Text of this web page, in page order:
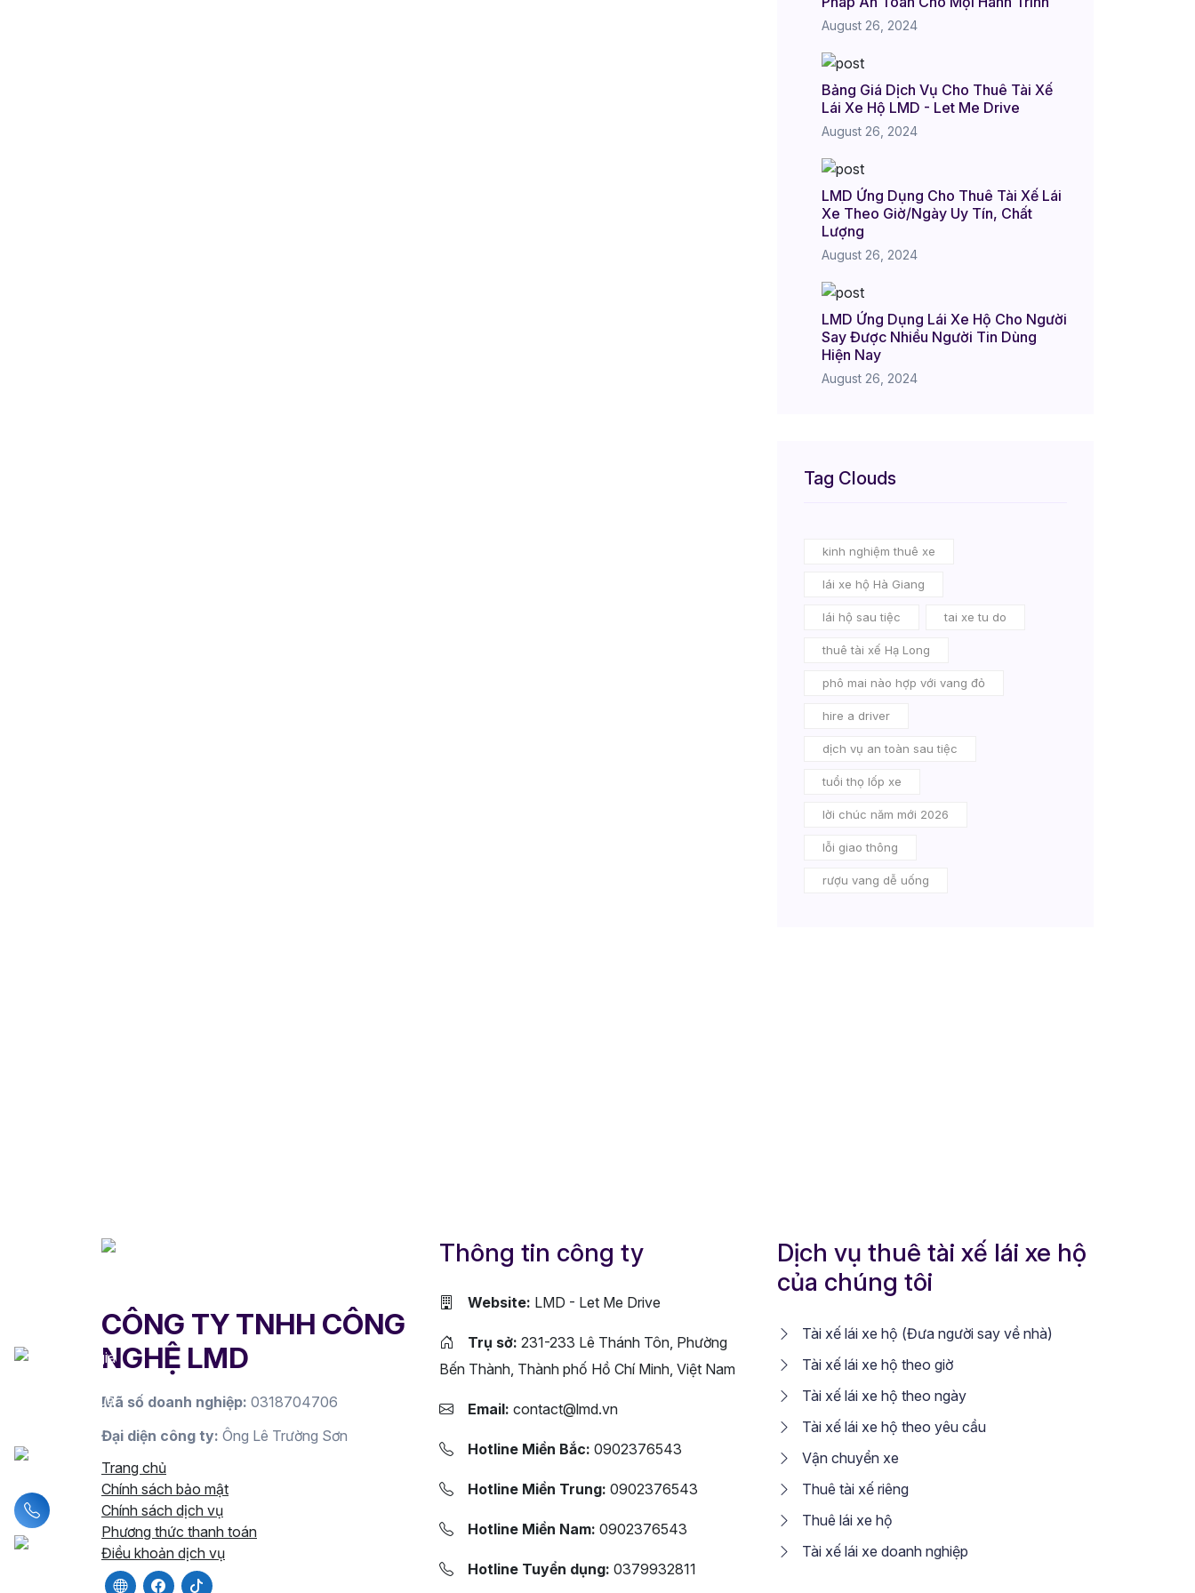
August 26, 2024
Bảng Giá Dịch Vụ Cho Thuê Tài Xế
Lái Xe Hộ LMD - Let Me Drive
August 26, 2024
LMD Ứng Dụng Cho Thuê Tài Xế Lái
Xe Theo Giờ/Ngày Uy Tín, Chất
Lượng
August 26, 2024
LMD Ứng Dụng Lái Xe Hộ Cho Người
Say Được Nhiều Người Tin Dùng
Hiện Nay
August 26, 2024
Tag Clouds
kinh nghiệm thuê xe
lái xe hộ Hà Giang
lái hộ sau tiệc tai xe tu do
thuê tài xế Hạ Long
phô mai nào hợp với vang đỏ
hire a driver
dịch vụ an toàn sau tiệc
tuổi thọ lốp xe
lời chúc năm mới 2026
lỗi giao thông
rượu vang dễ uống
CÔNG TY TNHH CÔNG
NGHỆ LMD
Mã số doanh nghiệp: 0318704706
Đại diện công ty: Ông Lê Trường Sơn
Trang chủ
Chính sách bảo mật
Chính sách dịch vụ
Phương thức thanh toán
Điều khoản dịch vụ
Thông tin công ty
Website: LMD - Let Me Drive
Trụ sở: 231-233 Lê Thánh Tôn, Phường
Bến Thành, Thành phố Hồ Chí Minh, Việt Nam
Email: contact@lmd.vn
Hotline Miền Bắc: 0902376543
Hotline Miền Trung: 0902376543
Hotline Miền Nam: 0902376543
Hotline Tuyển dụng: 0379932811
Dịch vụ thuê tài xế lái xe hộ
của chúng tôi
Tài xế lái xe hộ (Đưa người say về nhà)
Tài xế lái xe hộ theo giờ
Tài xế lái xe hộ theo ngày
Tài xế lái xe hộ theo yêu cầu
Vận chuyển xe
Thuê tài xế riêng
Thuê lái xe hộ
Tài xế lái xe doanh nghiệp
Liên hệ hotline